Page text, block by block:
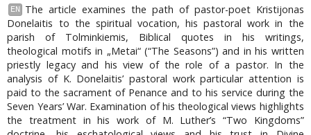
EN
The article examines the path of pastor-poet Kristijonas
Donelaitis to the spiritual vocation, his pastoral work in the
parish of Tolminkiemis, Biblical quotes in his writings,
theological motifs in „Metai“ (“The Seasons”) and in his written
priestly legacy and his view of the role of a pastor. In the
analysis of K. Donelaitis’ pastoral work particular attention is
paid to the sacrament of Penance and to his service during the
Seven Years’ War. Examination of his theological views highlights
the treatment in his work of M. Luther’s “Two Kingdoms”